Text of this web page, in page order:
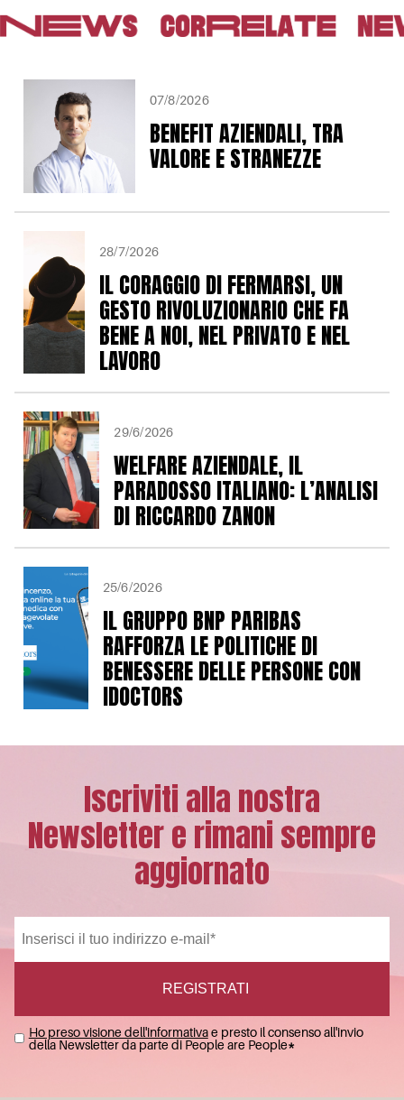
07/8/2026
BENEFIT AZIENDALI, TRA
VALORE E STRANEZZE
28/7/2026
IL CORAGGIO DI FERMARSI, UN
GESTO RIVOLUZIONARIO CHE FA
BENE A NOI, NEL PRIVATO E NEL
LAVORO
29/6/2026
WELFARE AZIENDALE, IL
PARADOSSO ITALIANO: L’ANALISI
DI RICCARDO ZANON
25/6/2026
IL GRUPPO BNP PARIBAS
RAFFORZA LE POLITICHE DI
BENESSERE DELLE PERSONE CON
IDOCTORS
Iscriviti alla nostra
Newsletter e rimani sempre
aggiornato
Ho preso visione dell'informativae presto il consenso all'invio
della Newsletter da parte di People are People*